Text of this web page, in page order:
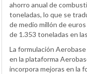
ahorro anual de
toneladas, lo que se
de medio millón de
de 1.353 toneladas en
La formulación
en la plataforma
incorpora mejoras en la